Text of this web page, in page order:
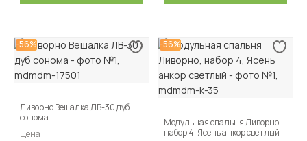
-56%
Ливорно Вешалка ЛВ-30 дуб
сонома
Цена
-56%
Модульная спальня Ливорно,
набор 4, Ясень анкор светлый